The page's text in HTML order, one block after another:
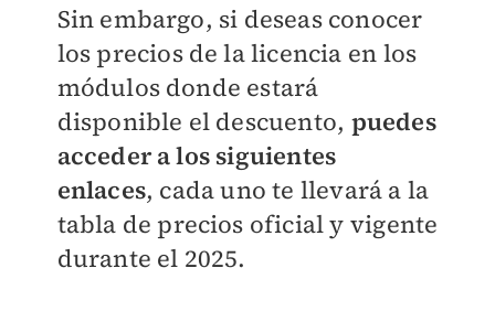
Sin embargo, si deseas conocer
los precios de la licencia en los
módulos donde estará
disponible el descuento, puedes
acceder a los siguientes
enlaces, cada uno te llevará a la
tabla de precios oficial y vigente
durante el 2025.